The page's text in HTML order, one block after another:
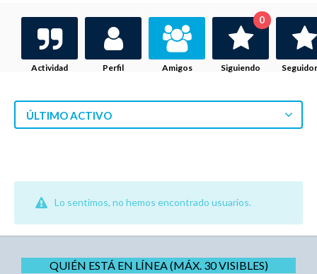
Actividad Perfil Amigos Siguiendo
0
ÚLTIMO ACTIVO
Lo sentimos, no hemos encontrado usuarios.
QUIÉN ESTÁ EN LÍNEA (MÁX. 30 VISIBLES)